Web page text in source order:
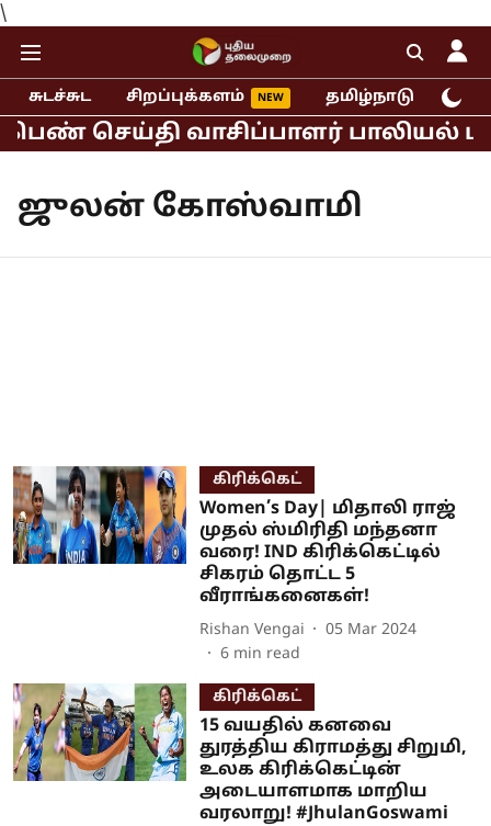
\
சுடச்சுட சிறப்புக்களம் தமிழ்நாடு
செய்தி வாசிப்பாளர் பாலியல்
ஜுலன் கோஸ்வாமி
கிரிக்கெட்
Women’s Day| மிதாலி ராஜ்
முதல் ஸ்மிரிதி மந்தனா
வரை! IND கிரிக்கெட்டில்
சிகரம் தொட்ட 5
வீராங்கனைகள்!
Rishan Vengai
05 Mar 2024
6 min read
கிரிக்கெட்
15 வயதில் கனவை
துரத்திய கிராமத்து சிறுமி,
உலக கிரிக்கெட்டின்
அடையாளமாக மாறிய
வரலாறு! #JhulanGoswami